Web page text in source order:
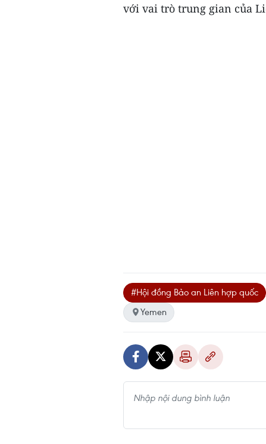
với vai trò trung gian của
#Hội đồng Bảo an Liên hợp quốc
Yemen